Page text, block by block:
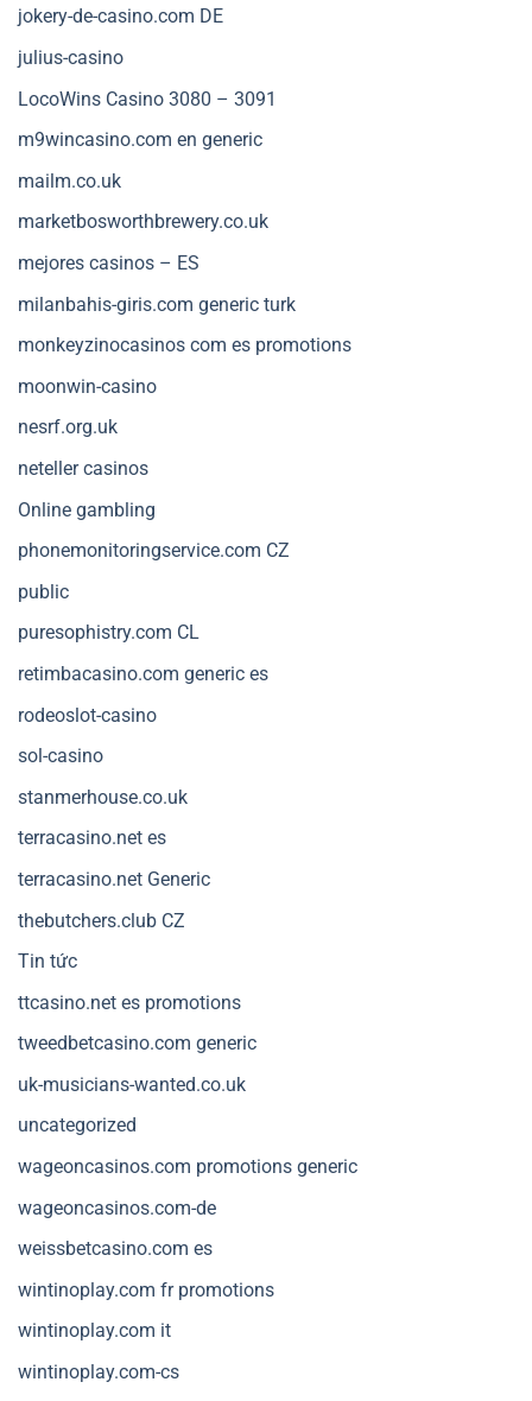
jokery-de-casino.com DE
julius-casino
LocoWins Casino 3080 – 3091
m9wincasino.com en generic
mailm.co.uk
marketbosworthbrewery.co.uk
mejores casinos – ES
milanbahis-giris.com generic turk
monkeyzinocasinos com es promotions
moonwin-casino
nesrf.org.uk
neteller casinos
Online gambling
phonemonitoringservice.com CZ
public
puresophistry.com CL
retimbacasino.com generic es
rodeoslot-casino
sol-casino
stanmerhouse.co.uk
terracasino.net es
terracasino.net Generic
thebutchers.club CZ
Tin tức
ttcasino.net es promotions
tweedbetcasino.com generic
uk-musicians-wanted.co.uk
uncategorized
wageoncasinos.com promotions generic
wageoncasinos.com-de
weissbetcasino.com es
wintinoplay.com fr promotions
wintinoplay.com it
wintinoplay.com-cs